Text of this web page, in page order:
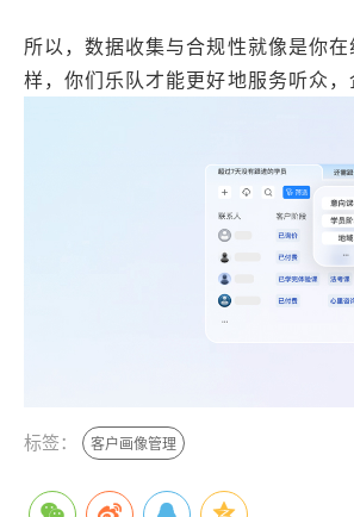
所以，数据收集与合规性就像是你
样，你们乐队才能更好地服务听众
标签： 客户画像管理